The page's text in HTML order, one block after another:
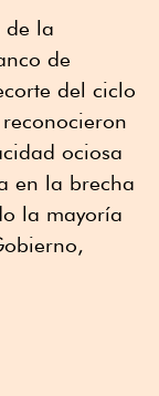
de la
de
del ciclo
ociosa
en la brecha
la mayoría